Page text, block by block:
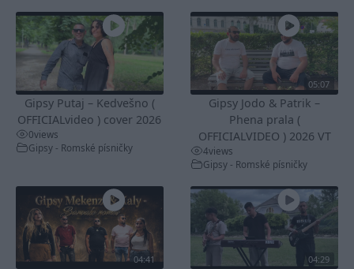
Gipsy Putaj – Kedvešno (
OFFICIALvideo ) cover 2026
0views
Gipsy - Romské písničky
05:07
Gipsy Jodo & Patrik –
Phena prala (
OFFICIALVIDEO ) 2026 VT
4views
Gipsy - Romské písničky
04:41 04:29